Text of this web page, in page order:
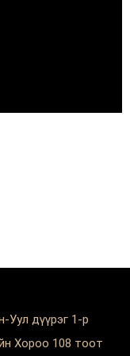
Уул дүүрэг 1-р
Хороо 108 тоот